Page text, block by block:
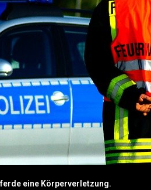
eine Körperverletzung.